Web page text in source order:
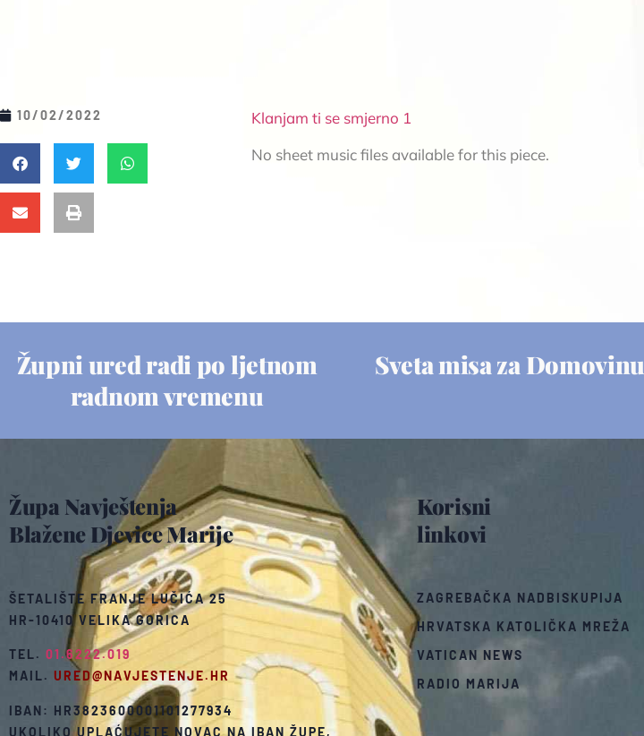
10/02/2022
Klanjam ti se smjerno 1
No sheet music files available for this piece.
Župni ured radi po ljetnom
radnom vremenu
Sveta misa za Domovinu
Župa Navještenja
Blažene Djevice Marije
ŠETALIŠTE FRANJE LUČIĆA 25
HR-10410 VELIKA GORICA
TEL. 01.6222.019
MAIL. URED@NAVJESTENJE.HR
IBAN: HR3823600001101277934
UKOLIKO UPLAĆUJETE NOVAC NA IBAN ŽUPE,
Korisni
linkovi
ZAGREBAČKA NADBISKUPIJA
HRVATSKA KATOLIČKA MREŽA
VATICAN NEWS
RADIO MARIJA